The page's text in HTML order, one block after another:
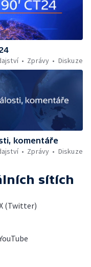
Zprávy Diskuze
komentáře
Zprávy Diskuze
sítích
(Twitter)